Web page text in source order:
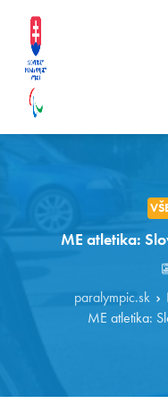
ME atletika:
paralympic.sk
ME atletika: